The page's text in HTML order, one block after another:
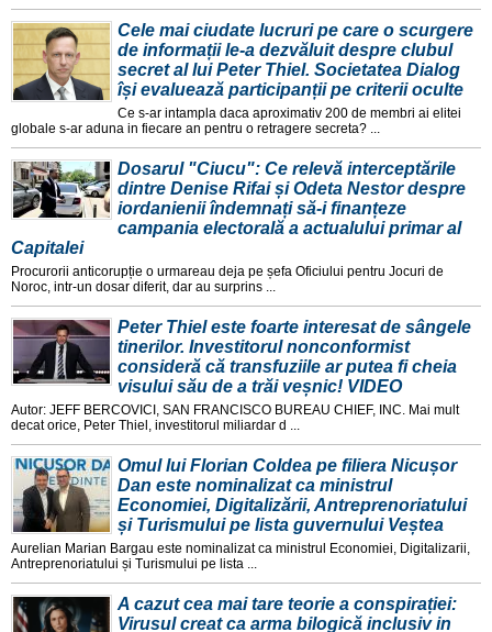
Cele mai ciudate lucruri pe care o scurgere
de informații le-a dezvăluit despre clubul
secret al lui Peter Thiel. Societatea Dialog
își evaluează participanții pe criterii oculte
Ce s-ar intampla daca aproximativ 200 de membri ai elitei
globale s-ar aduna in fiecare an pentru o retragere secreta? ...
Dosarul "Ciucu": Ce relevă interceptările
dintre Denise Rifai și Odeta Nestor despre
iordanienii îndemnați să-i finanțeze
campania electorală a actualului primar al
Capitalei
Procurorii anticorupție o urmareau deja pe șefa Oficiului pentru Jocuri de
Noroc, intr-un dosar diferit, dar au surprins ...
Peter Thiel este foarte interesat de sângele
tinerilor. Investitorul nonconformist
consideră că transfuziile ar putea fi cheia
visului său de a trăi veșnic! VIDEO
Autor: JEFF BERCOVICI, SAN FRANCISCO BUREAU CHIEF, INC. Mai mult
decat orice, Peter Thiel, investitorul miliardar d ...
Omul lui Florian Coldea pe filiera Nicușor
Dan este nominalizat ca ministrul
Economiei, Digitalizării, Antreprenoriatului
și Turismului pe lista guvernului Veștea
Aurelian Marian Bargau este nominalizat ca ministrul Economiei, Digitalizarii,
Antreprenoriatului și Turismului pe lista ...
A cazut cea mai tare teorie a conspirației:
Virusul creat ca arma bilogică inclusiv in